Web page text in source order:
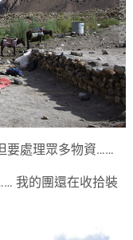
要處理眾多物資……
我的團還在收拾裝